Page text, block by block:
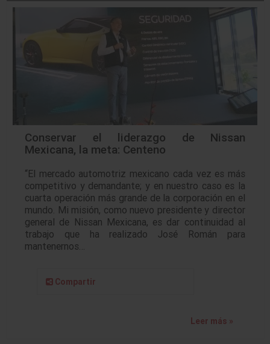
Conservar el liderazgo de Nissan
Mexicana, la meta: Centeno
“El mercado automotriz mexicano cada vez es más
competitivo y demandante; y en nuestro caso es la
cuarta operación más grande de la corporación en el
mundo. Mi misión, como nuevo presidente y director
general de Nissan Mexicana, es dar continuidad al
trabajo que ha realizado José Román para
mantenernos…
Compartir
Leer más »